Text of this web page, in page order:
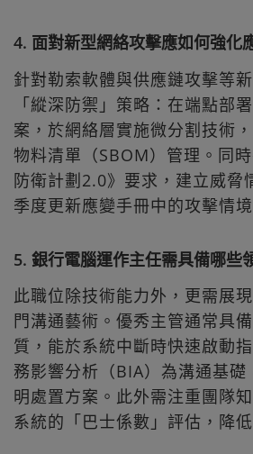
4. 面對新型網絡攻擊應如何強化
針對勒索軟體與供應鏈攻擊等
「縱深防禦」策略：在端點部
案，於網絡層實施微分割技術
物料清單（SBOM）管理。同
防衛計劃2.0》要求，建立威脅
季度更新應變手冊中的攻擊情境
5. 銀行電腦運作主任需具備哪些
此職位除技術能力外，更需展
門溝通藝術。優秀主管通常具
質，能於系統中斷時快速啟動
務影響分析（BIA）為溝通基礎
明處置方案。此外需注重團隊
系統的「巴士係數」評估，降